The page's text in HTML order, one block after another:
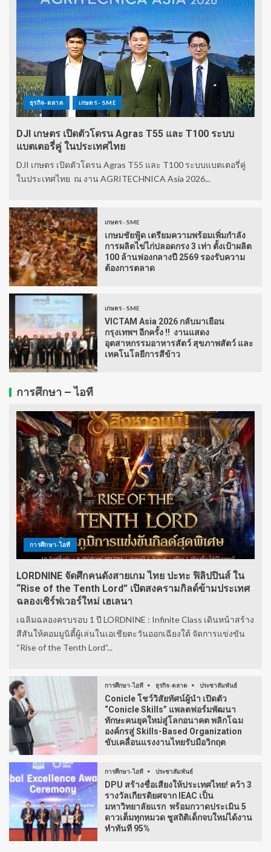
ธุรกิจ-ตลาด เกษตร - SME
DJI เกษตร เปิดตัวโดรน Agras T55 และ T100 ระบบ
แบตเตอรี่คู่ ในประเทศไทย
DJI เกษตร เปิดตัวโดรน Agras T55 และ T100 ระบบแบตเตอรี่คู่
ในประเทศไทย ณ งาน AGRITECHNICA Asia 2026...
เกษตร - SME
เกษมชัยฟู้ด เตรียมความพร้อมเพิ่มกำลัง
การผลิตไข่ไก่ปลอดกรง 3 เท่า ตั้งเป้าผลิต
100 ล้านฟองกลางปี 2569 รองรับความ
ต้องการตลาด
เกษตร - SME
VICTAM Asia 2026 กลับมาเยือน
กรุงเทพฯ อีกครั้ง !! งานแสดง
อุตสาหกรรมอาหารสัตว์ สุขภาพสัตว์ และ
เทคโนโลยีการสีข้าว
การศึกษา – ไอที
การศึกษา-ไอที
LORDNINE จัดศึกคนดังสายเกม ไทย ปะทะ ฟิลิปปินส์ ใน
“Rise of the Tenth Lord” เปิดสงครามกิลด์ข้ามประเทศ
ฉลองเซิร์ฟเวอร์ใหม่ เฮเลนา
เฉลิมฉลองครบรอบ 1 ปี LORDNINE : Infinite Class เดินหน้าสร้าง
สีสันให้คอมมูนิตี้ผู้เล่นในเอเชียตะวันออกเฉียงใต้ จัดการแข่งขัน
“Rise of the Tenth Lord”...
การศึกษา-ไอที ธุรกิจ-ตลาด ประชาสัมพันธ์
Conicle โชว์วิสัยทัศน์ผู้นำ เปิดตัว
“Conicle Skills” แพลตฟอร์มพัฒนา
ทักษะคนยุคใหม่สู่โลกอนาคต พลิกโฉม
องค์กรสู่ Skills-Based Organization
ขับเคลื่อนแรงงานไทยรับมือวิกฤต
การศึกษา-ไอที ประชาสัมพันธ์
DPU สร้างชื่อเสียงให้ประเทศไทย! คว้า 3
รางวัลเกียรติยศจาก IEAC เป็น
มหาวิทยาลัยแรก พร้อมกวาดประเมิน 5
ดาวเต็มทุกหมวด ชูสถิติเด็กจบใหม่ได้งาน
ทำทันที 95%